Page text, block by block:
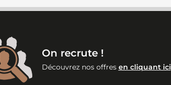
On recrute !
Découvrez nos offres en cliquant ici